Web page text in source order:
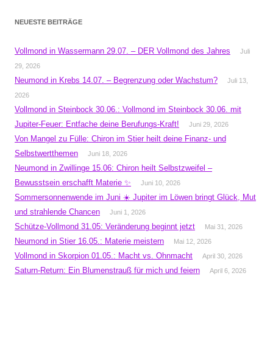
NEUESTE BEITRÄGE
Vollmond in Wassermann 29.07. – DER Vollmond des Jahres
Juli
29, 2026
Neumond in Krebs 14.07. – Begrenzung oder Wachstum?
Juli 13,
2026
Vollmond in Steinbock 30.06.: Vollmond im Steinbock 30.06. mit
Jupiter-Feuer: Entfache deine Berufungs-Kraft!
Juni 29, 2026
Von Mangel zu Fülle: Chiron im Stier heilt deine Finanz- und
Selbstwertthemen
Juni 18, 2026
Neumond in Zwillinge 15.06: Chiron heilt Selbstzweifel –
Bewusstsein erschafft Materie ✨
Juni 10, 2026
Sommersonnenwende im Juni ☀️ Jupiter im Löwen bringt Glück, Mut
und strahlende Chancen
Juni 1, 2026
Schütze-Vollmond 31.05: Veränderung beginnt jetzt Mai 31, 2026
Neumond in Stier 16.05.: Materie meistern Mai 12, 2026
Vollmond in Skorpion 01.05.: Macht vs. Ohnmacht April 30, 2026
Saturn-Return: Ein Blumenstrauß für mich und feiern April 6, 2026